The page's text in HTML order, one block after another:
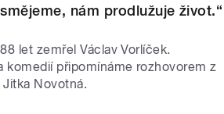
nám prodlužuje život.“
let zemřel Václav Vorlíček.
komedií připomínáme rozhovorem z
Novotná.